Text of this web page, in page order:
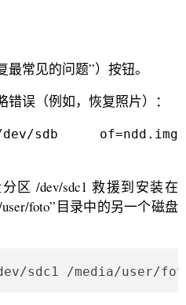
常见的问题”）按钮。
误（例如，恢复照片）：
sdb of=ndd.img
区 /dev/sdc1 救援到安装在
foto”目录中的另一个磁盘
sdc1 /media/user/